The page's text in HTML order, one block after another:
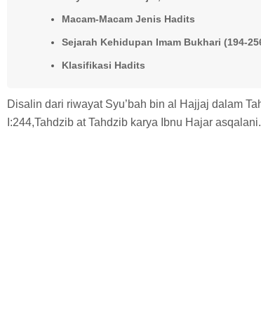
Macam-Macam Jenis Hadits
Sejarah Kehidupan Imam Bukhari (194-
Klasifikasi Hadits
Disalin dari riwayat Syu’bah bin al Hajjaj dalam
I:244,Tahdzib at Tahdzib karya Ibnu Hajar